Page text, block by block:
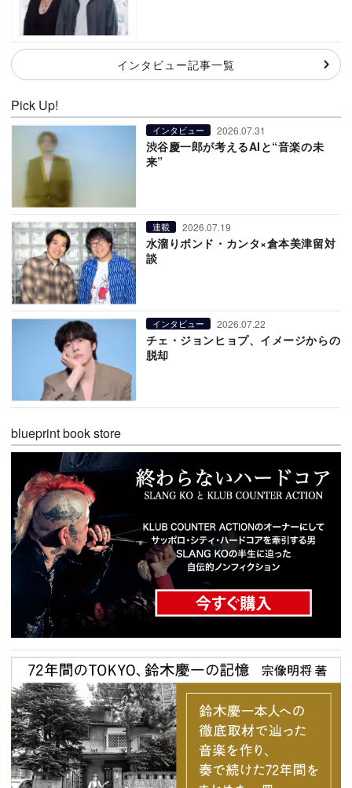
インタビュー記事一覧
Pick Up!
インタビュー 2026.07.31
渋谷慶一郎が考えるAIと“音楽の未
来”
連載 2026.07.19
水溜りボンド・カンタ×倉本美津留対
談
インタビュー 2026.07.22
チェ・ジョンヒョプ、イメージからの
脱却
blueprint book store